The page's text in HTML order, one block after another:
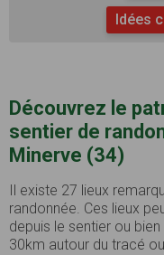
Idées
Découvrez le
sentier de
Minerve (34)
Il existe 27 lieux
randonnée. Ces lieux
depuis le sentier ou
30km autour du tracé